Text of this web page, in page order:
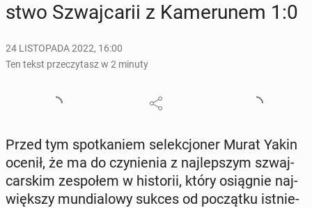
stwo Szwaj­ca­rii z Ka­me­ru­nem 1:0
24 LISTOPADA 2022, 16:00
Ten tekst przeczytasz w 2 minuty
Przed tym spo­tka­niem se­lek­cjo­ner Murat Yakin
ocenił, że ma do czy­nie­nia z naj­lep­szym szwaj­
car­skim ze­spo­łem w hi­sto­rii, który osią­gnie naj­
więk­szy mun­dia­lo­wy sukces od po­cząt­ku ist­nie­